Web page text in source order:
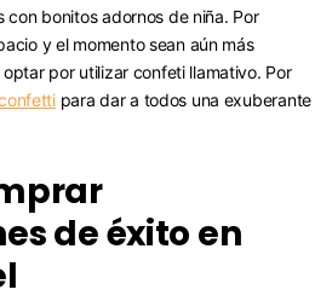
con bonitos adornos de niña. Por
y el momento sean aún más
por utilizar confeti llamativo. Por
para dar a todos una exuberante
de éxito en